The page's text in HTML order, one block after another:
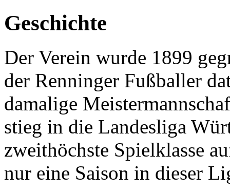
Geschichte
Der Verein wurde 1899
der Renninger Fußballer
damalige
stieg in die Landesliga
zweithöchste Spielklasse
nur eine Saison in dieser